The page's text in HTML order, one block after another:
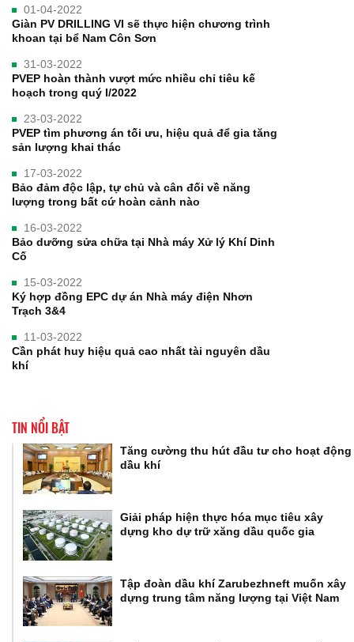
01-04-2022
Giàn PV DRILLING VI sẽ thực hiện chương trình
khoan tại bể Nam Côn Sơn
31-03-2022
PVEP hoàn thành vượt mức nhiều chỉ tiêu kế
hoạch trong quý I/2022
23-03-2022
PVEP tìm phương án tối ưu, hiệu quả để gia tăng
sản lượng khai thác
17-03-2022
Bảo đảm độc lập, tự chủ và cân đối về năng
lượng trong bất cứ hoàn cảnh nào
16-03-2022
Bảo dưỡng sửa chữa tại Nhà máy Xử lý Khí Dinh
Cố
15-03-2022
Ký hợp đồng EPC dự án Nhà máy điện Nhơn
Trạch 3&4
11-03-2022
Cần phát huy hiệu quả cao nhất tài nguyên dầu
khí
TIN NỔI BẬT
Tăng cường thu hút đầu tư cho hoạt động
dầu khí
Giải pháp hiện thực hóa mục tiêu xây
dựng kho dự trữ xăng dầu quốc gia
Tập đoàn dầu khí Zarubezhneft muốn xây
dựng trung tâm năng lượng tại Việt Nam